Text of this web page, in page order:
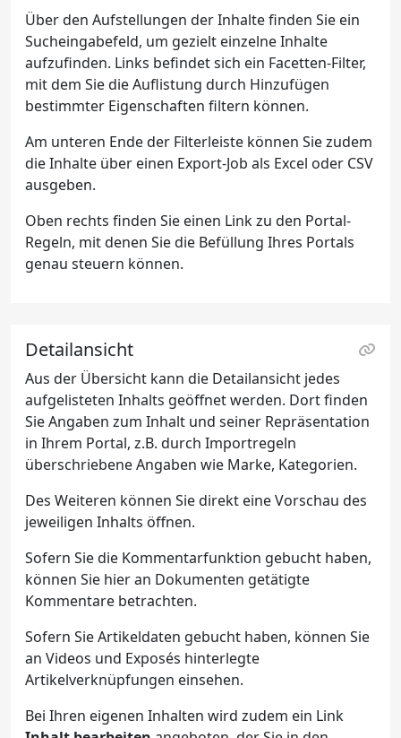
Über den Aufstellungen der Inhalte finden Sie ein
Sucheingabefeld, um gezielt einzelne Inhalte
aufzufinden. Links befindet sich ein Facetten-Filter,
mit dem Sie die Auflistung durch Hinzufügen
bestimmter Eigenschaften filtern können.
Am unteren Ende der Filterleiste können Sie zudem
die Inhalte über einen Export-Job als Excel oder CSV
ausgeben.
Oben rechts finden Sie einen Link zu den Portal-
Regeln, mit denen Sie die Befüllung Ihres Portals
genau steuern können.
Detailansicht
Aus der Übersicht kann die Detailansicht jedes
aufgelisteten Inhalts geöffnet werden. Dort finden
Sie Angaben zum Inhalt und seiner Repräsentation
in Ihrem Portal, z.B. durch Importregeln
überschriebene Angaben wie Marke, Kategorien.
Des Weiteren können Sie direkt eine Vorschau des
jeweiligen Inhalts öffnen.
Sofern Sie die Kommentarfunktion gebucht haben,
können Sie hier an Dokumenten getätigte
Kommentare betrachten.
Sofern Sie Artikeldaten gebucht haben, können Sie
an Videos und Exposés hinterlegte
Artikelverknüpfungen einsehen.
Bei Ihren eigenen Inhalten wird zudem ein Link